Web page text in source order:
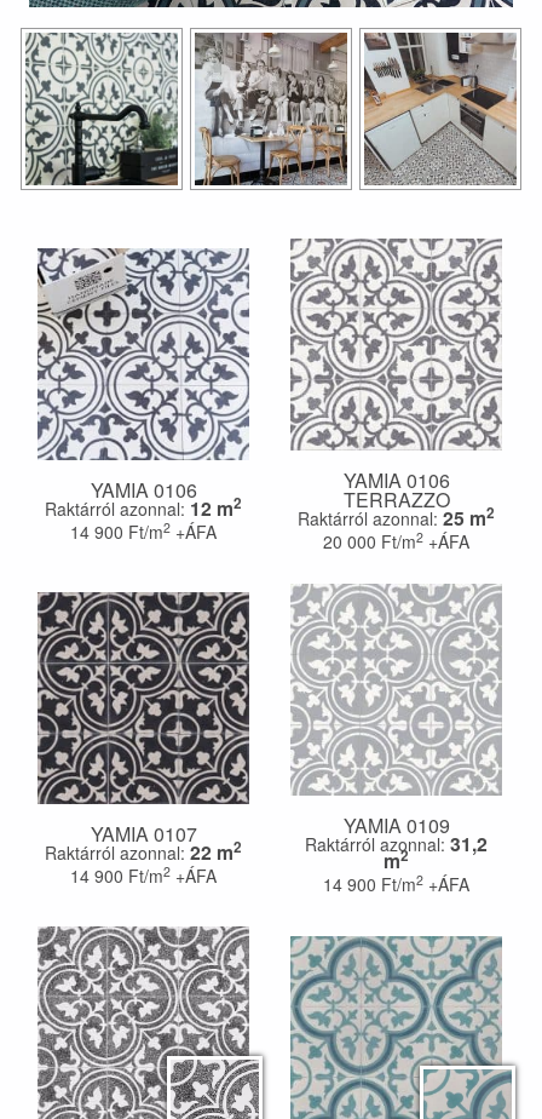
YAMIA 0106
Raktárról azonnal: 12 m2
14 900 Ft/m2 +ÁFA
YAMIA 0106
TERRAZZO
Raktárról azonnal: 25 m2
20 000 Ft/m2 +ÁFA
YAMIA 0107
Raktárról azonnal: 22 m2
14 900 Ft/m2 +ÁFA
YAMIA 0109
Raktárról azonnal: 31,2
m2
14 900 Ft/m2 +ÁFA